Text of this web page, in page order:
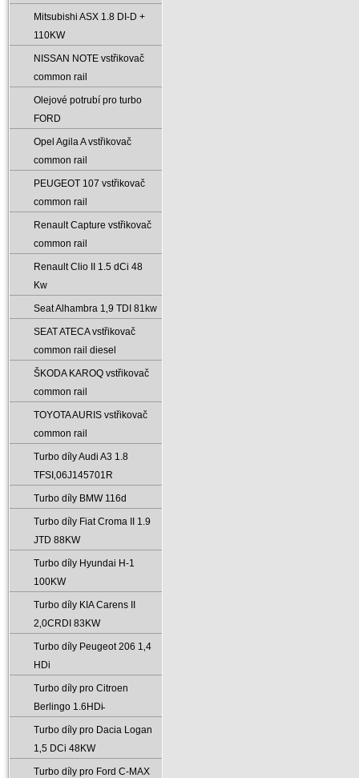
Mitsubishi ASX 1.8 DI-D +
110KW
NISSAN NOTE vstřikovač
common rail
Olejové potrubí pro turbo
FORD
Opel Agila A vstřikovač
common rail
PEUGEOT 107 vstřikovač
common rail
Renault Capture vstřikovač
common rail
Renault Clio II 1.5 dCi 48
Kw
Seat Alhambra 1‚9 TDI 81kw
SEAT ATECA vstřikovač
common rail diesel
ŠKODA KAROQ vstřikovač
common rail
TOYOTA AURIS vstřikovač
common rail
Turbo díly Audi A3 1.8
TFSI‚06J145701R
Turbo díly BMW 116d
Turbo díly Fiat Croma II 1.9
JTD 88KW
Turbo díly Hyundai H-1
100KW
Turbo díly KIA Carens II
2‚0CRDI 83KW
Turbo díly Peugeot 206 1‚4
HDi
Turbo díly pro Citroen
Berlingo 1.6HDi̵
Turbo díly pro Dacia Logan
1‚5 DCi 48KW
Turbo díly pro Ford C-MAX